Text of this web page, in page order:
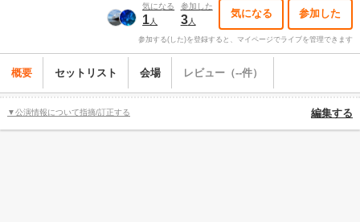
気になる
1人
参加した
3人
気になる 参加した
参加する(した)を登録すると、マイページでライブを管理できます
概要 セットリスト 会場 レビュー（--件）
▼公演情報について指摘/訂正する 編集する